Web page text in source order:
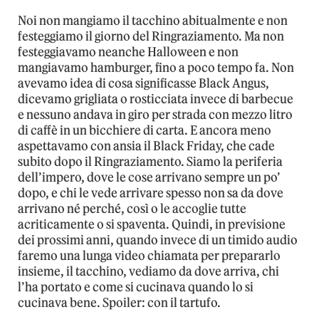
Noi non mangiamo il tacchino abitualmente e non
festeggiamo il giorno del Ringraziamento. Ma non
festeggiavamo neanche Halloween e non
mangiavamo hamburger, fino a poco tempo fa. Non
avevamo idea di cosa significasse Black Angus,
dicevamo grigliata o rosticciata invece di barbecue
e nessuno andava in giro per strada con mezzo litro
di caffè in un bicchiere di carta. E ancora meno
aspettavamo con ansia il Black Friday, che cade
subito dopo il Ringraziamento. Siamo la periferia
dell’impero, dove le cose arrivano sempre un po’
dopo, e chi le vede arrivare spesso non sa da dove
arrivano né perché, così o le accoglie tutte
acriticamente o si spaventa. Quindi, in previsione
dei prossimi anni, quando invece di un timido audio
faremo una lunga video chiamata per prepararlo
insieme, il tacchino, vediamo da dove arriva, chi
l’ha portato e come si cucinava quando lo si
cucinava bene. Spoiler: con il tartufo.